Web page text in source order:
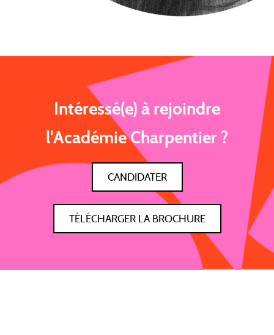
Intéressé(e) à rejoindre
l'Académie Charpentier ?
CANDIDATER
TÉLÉCHARGER LA BROCHURE